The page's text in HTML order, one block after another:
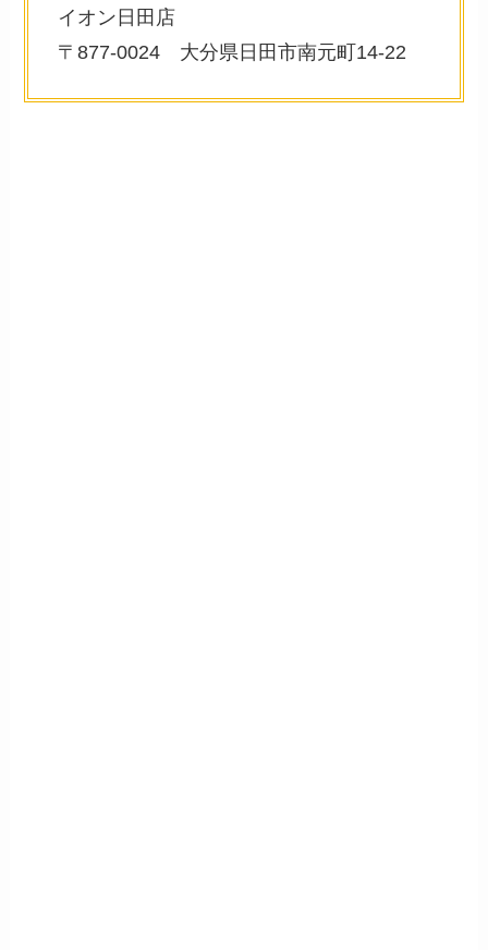
イオン日田店
〒877-0024 大分県日田市南元町14-22